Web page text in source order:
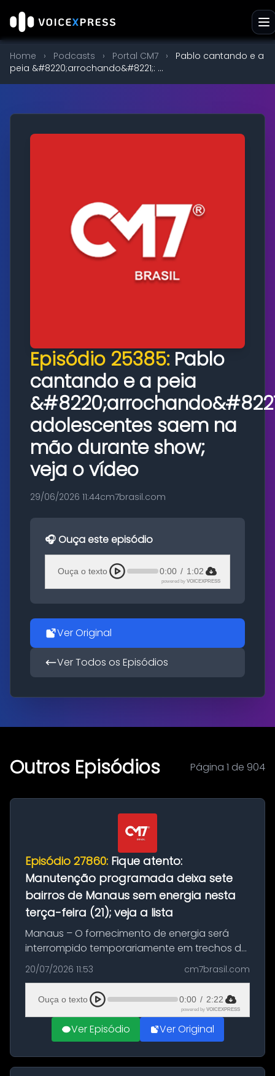
Home › Podcasts › Portal CM7 ›
Pablo cantando e a
peia &#8220;arrochando&#8221;: ...
Episódio 25385: Pablo
cantando e a peia
adolescentes saem na
mão durante show;
veja o vídeo
29/06/2026 11:44cm7brasil.com
🎧 Ouça este episódio
Ouça o texto 0:00 / 1:02
powered by VOICEXPRESS
Ver Original
Ver Todos os Episódios
Outros Episódios Página 1 de 904
Episódio 27860: Fique atento:
Manutenção programada deixa sete
bairros de Manaus sem energia nesta
terça-feira (21); veja a lista
Manaus – O fornecimento de energia será
interrompido temporariamente em trechos de
sete bairros de Manaus nesta terça-feira (21).
A suspensão programada ocorrerá para a
execução de serviços de manuten...
20/07/2026 11:53 cm7brasil.com
Ouça o texto 0:00 / 2:22
powered by VOICEXPRESS
Ver Episódio Ver Original